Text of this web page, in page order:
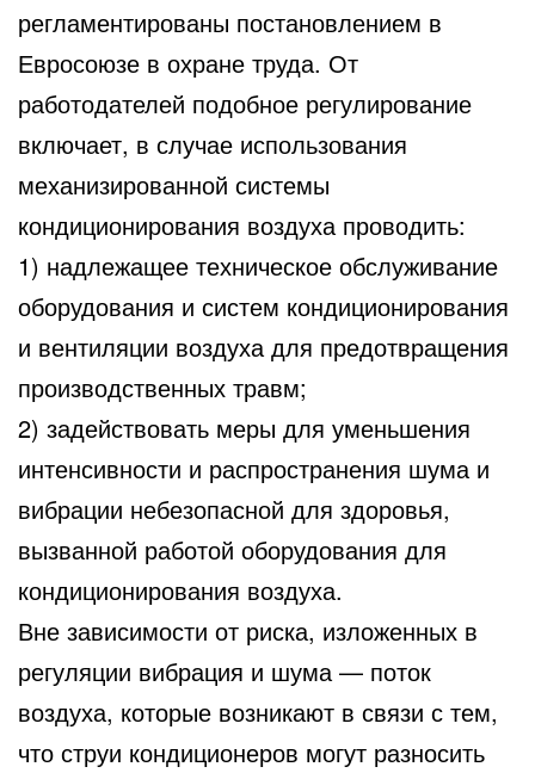
регламентированы постановлением в
Евросоюзе в охране труда. От
работодателей подобное регулирование
включает, в случае использования
механизированной системы
кондиционирования воздуха проводить:
1) надлежащее техническое обслуживание
оборудования и систем кондиционирования
и вентиляции воздуха для предотвращения
производственных травм;
2) задействовать меры для уменьшения
интенсивности и распространения шума и
вибрации небезопасной для здоровья,
вызванной работой оборудования для
кондиционирования воздуха.
Вне зависимости от риска, изложенных в
регуляции вибрация и шума — поток
воздуха, которые возникают в связи с тем,
что струи кондиционеров могут разносить